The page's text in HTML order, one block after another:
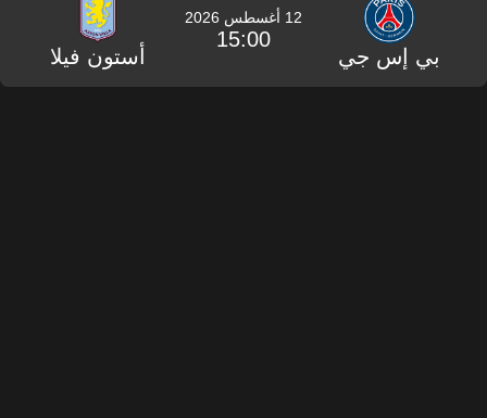
بي إس جي
12 أغسطس 2026
15:00
أستون فيلا